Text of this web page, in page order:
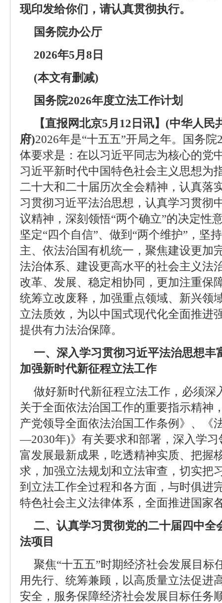
现印发给你们，请认真贯彻执行。
国务院办公厅
2026年5月8日
(本文有删减)
国务院2026年度立法工作计划
【直报网北京5月12日讯】(中华人民
府)2026年是“十五五”开局之年。国务
体要求是：在以习近平同志为核心的党
习近平新时代中国特色社会主义思想为
二十大和二十届历次全会精神，认真落
习贯彻习近平法治思想，认真学习贯彻
议精神，深刻领悟“两个确立”的决定性
坚定“四个自信”、做到“两个维护”，坚
主、依法治国有机统一，聚焦建设更加
法治体系、建设更高水平的社会主义法
改革、发展、稳定相协同，更加注重保
统筹立改废释，加强重点领域、新兴领
立法质效，为以中国式现代化全面推进
提供有力法治保障。
一、深入学习贯彻习近平法治思想丰
加强新时代新征程立法工作
做好新时代新征程立法工作，必须深
关于全面依法治国工作的重要指示精神
产党领导全面依法治国工作条例》、《
—2030年)》有关要求和部署，深入学
富发展最新成果，吃透精神实质、把握
求，加强立法规划和立法审查，切实把
到立法工作全过程和各方面，与时俱进
特色社会主义法律体系，全面推进国家
二、认真学习贯彻党的二十届四中全
法项目
聚焦“十五五”时期经济社会发展目标
用先行、统筹兼顾，以高质量立法促进
安全，服务保障经济社会发展目标任务